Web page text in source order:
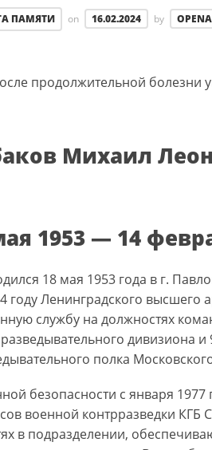
ПАМЯТИ on 16.02.2024 by
продолжительной болезни
Михаил
1953 — 14
18 мая 1953 года в г.
году Ленинградского высшего
службу на должностях
дивизиона и
полка
безопасности с января 1977
военной контрразведки КГБ
в подразделении,